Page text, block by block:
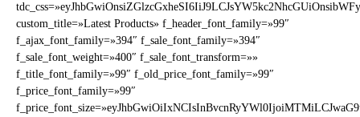
custom_title=»Latest Products» f_header_font_family=»99″
f_ajax_font_family=»394″ f_sale_font_family=»394″
f_sale_font_weight=»400″ f_sale_font_transform=»»
f_title_font_family=»99″ f_old_price_font_family=»99″
f_price_font_family=»99″